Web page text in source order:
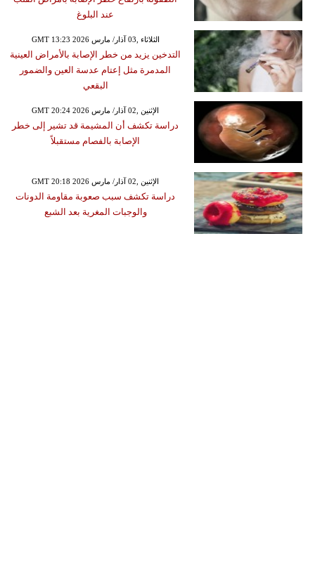
عند البلوغ
GMT 13:23 2026 الثلاثاء ,03 آذار/ مارس
التدخين يزيد من خطر الإصابة بالأمراض العينية
المدمرة مثل إعتام عدسة العين والضمور
البقعي
GMT 20:24 2026 الإثنين ,02 آذار/ مارس
دراسة تكشف أن المشيمة قد تشير إلى خطر
الإصابة بالفصام مستقبلاً
GMT 20:18 2026 الإثنين ,02 آذار/ مارس
دراسة تكشف سبب صعوبة مقاومة الدونات
والوجبات المغرية بعد الشبع